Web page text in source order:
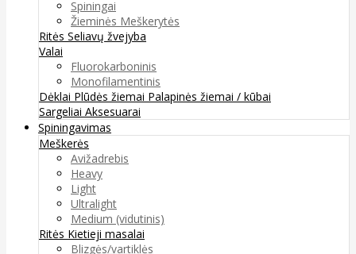
Spiningai
Žieminės Meškerytės
Ritės Seliavų žvejyba
Valai
Fluorokarboninis
Monofilamentinis
Dėklai Plūdės žiemai Palapinės žiemai / kūbai
Sargeliai Aksesuarai
Spiningavimas
Meškerės
Avižadrebis
Heavy
Light
Ultralight
Medium (vidutinis)
Ritės Kietieji masalai
Blizgės/vartiklės